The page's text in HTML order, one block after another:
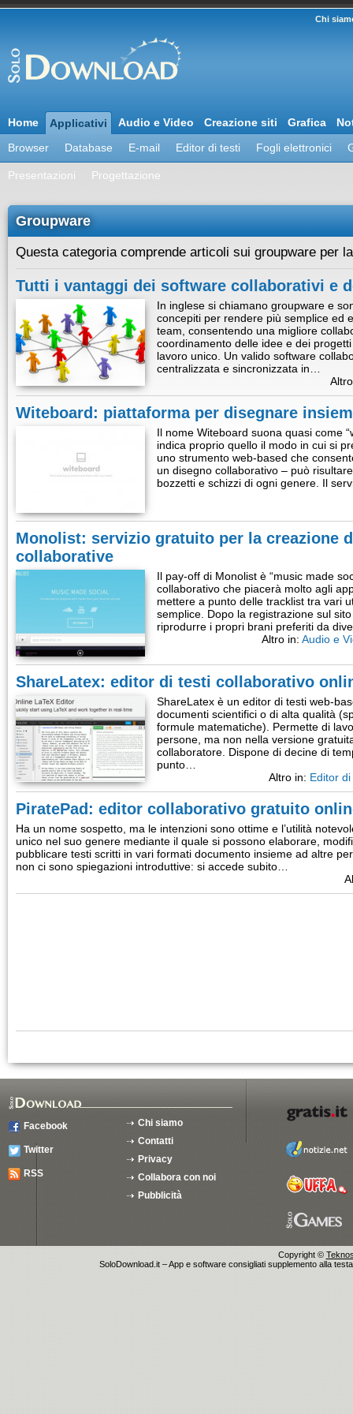
Chi
Home Applicativi Audio e Video Creazione siti Grafica
Browser
Database E-mail Editor di testi Fogli elettronici
Presentazioni Progettazione
Groupware
Questa categoria comprende articoli sui groupware per
Tutti i vantaggi dei software collaborativi e
In inglese si chiamano groupware e
concepiti per rendere più semplice ed
team, consentendo una migliore
coordinamento delle idee e dei
lavoro unico. Un valido software
centralizzata e sincronizzata in…
Witeboard: piattaforma per disegnare
Il nome Witeboard suona quasi come
indica proprio quello il modo in cui si
uno strumento web-based che
un disegno collaborativo – può
bozzetti e schizzi di ogni genere. Il
Monolist: servizio gratuito per la creazione
collaborative
Il pay-off di Monolist è “music made
collaborativo che piacerà molto agli
mettere a punto delle tracklist tra vari
semplice. Dopo la registrazione sul
riprodurre i propri brani preferiti da
Altro in: Audio e
ShareLatex: editor di testi collaborativo
ShareLatex è un editor di testi web-
documenti scientifici o di alta qualità
formule matematiche). Permette di
persone, ma non nella versione
collaboratore. Dispone di decine di
punto…
Altro in: Editor
PiratePad: editor collaborativo gratuito
Ha un nome sospetto, ma le intenzioni sono ottime e l’utilità
unico nel suo genere mediante il quale si possono elaborare,
pubblicare testi scritti in vari formati documento insieme ad altre
non ci sono spiegazioni introduttive: si accede subito…
Facebook
Twitter
RSS
Chi siamo
Contatti
Privacy
Collabora con noi
Pubblicità
Copyright ©
SoloDownload.it – App e software consigliati supplemento alla